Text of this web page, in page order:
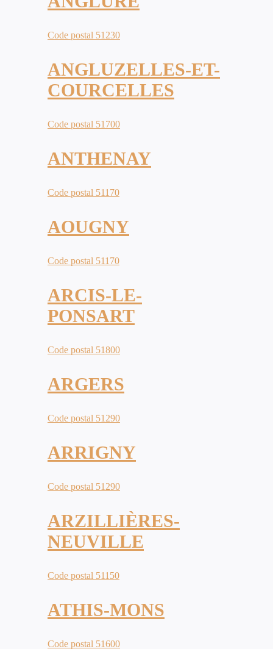
Code postal 51230
ANGLUZELLES-ET-
COURCELLES
Code postal 51700
ANTHENAY
Code postal 51170
AOUGNY
Code postal 51170
ARCIS-LE-
PONSART
Code postal 51800
ARGERS
Code postal 51290
ARRIGNY
Code postal 51290
ARZILLIÈRES-
NEUVILLE
Code postal 51150
ATHIS-MONS
Code postal 51600